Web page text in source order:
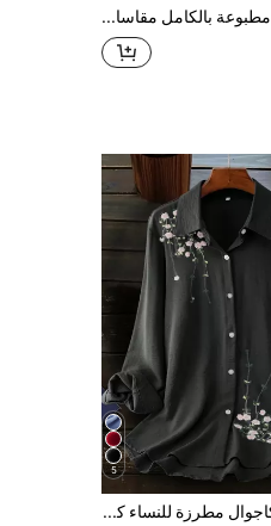
بلوزة نسائية مطبوعة بالكامل مقاسات كبيرة، كاجوال وعصرية للاستخدام اليومي
5
بلوزة كاجوال مطرزة للنساء كبيرات الحجم باللون الأسود للعطلات الربيعية